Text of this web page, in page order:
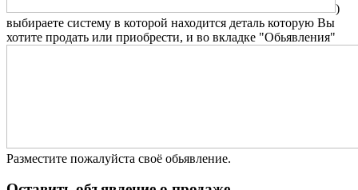
)
выбираете систему в которой находится деталь которую Вы
хотите продать или приобрести, и во вкладке "Обьявления"
Разместите пожалуйста своё обьявление.